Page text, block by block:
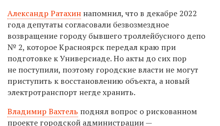
Александр Ратахин напомнил, что в декабре 2022
года депутаты согласовали безвозмездное
возвращение городу бывшего троллейбусного депо
№ 2, которое Красноярск передал краю при
подготовке к Универсиаде. Но акты до сих пор
не поступили, поэтому городские власти не могут
приступить к восстановлению объекта, а новый
электротранспорт негде хранить.
Владимир Вахтель поднял вопрос о рискованном
проекте городской администрации —